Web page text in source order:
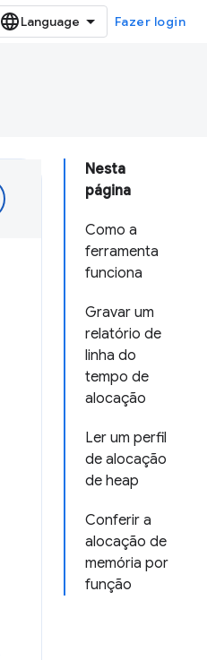
Fazer login
Nesta
página
Como a
ferramenta
funciona
Gravar um
relatório de
linha do
tempo de
alocação
Ler um perfil
de alocação
de heap
Conferir a
alocação de
memória por
função